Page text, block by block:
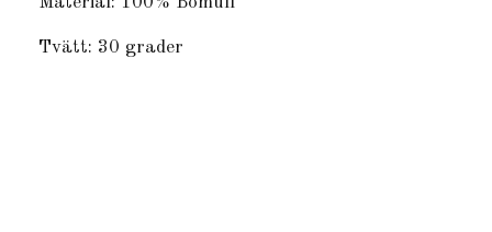
Tvätt: 30 grader